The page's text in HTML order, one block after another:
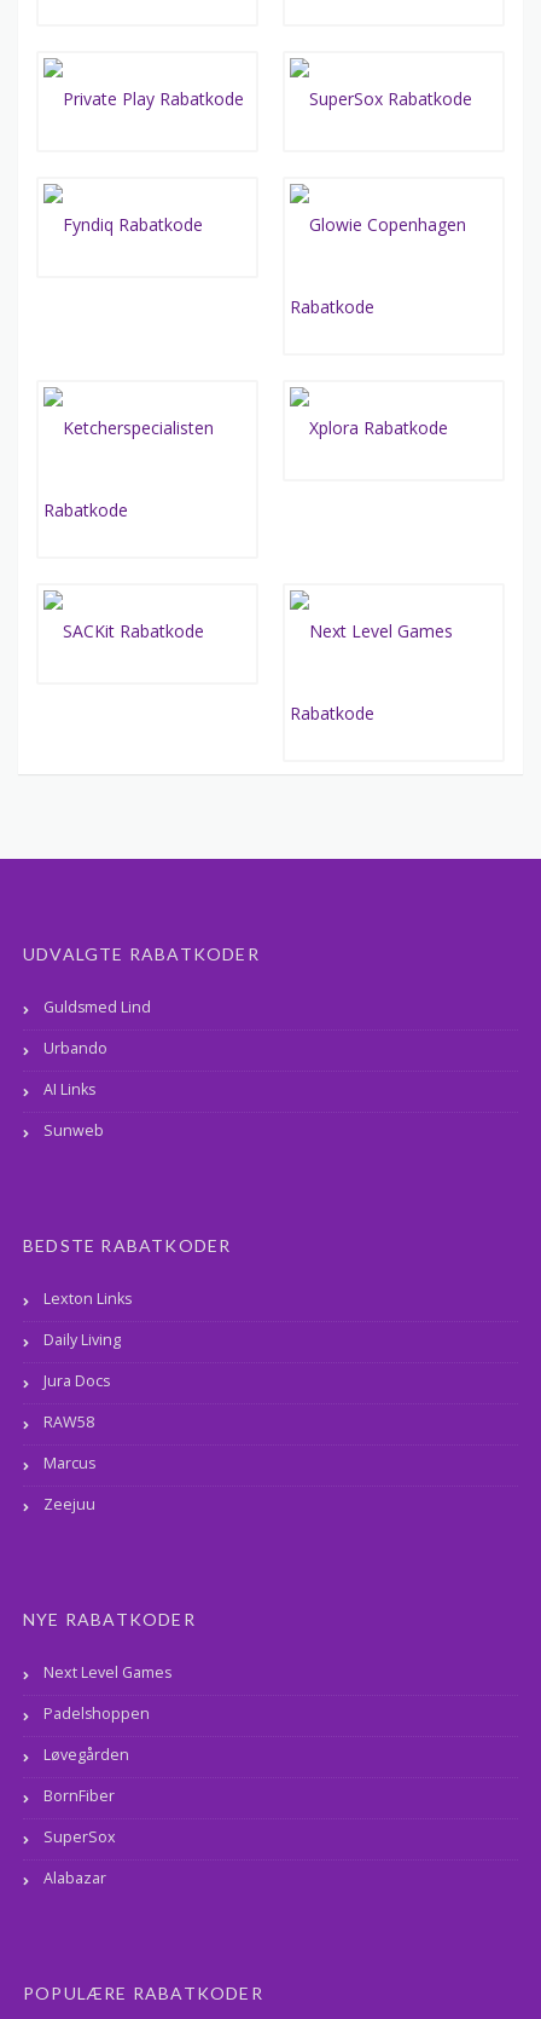
UDVALGTE RABATKODER
Guldsmed Lind
Urbando
AI Links
Sunweb
BEDSTE RABATKODER
Lexton Links
Daily Living
Jura Docs
RAW58
Marcus
Zeejuu
NYE RABATKODER
Next Level Games
Padelshoppen
Løvegården
BornFiber
SuperSox
Alabazar
POPULÆRE RABATKODER